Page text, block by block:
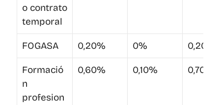
o contrato
temporal
FOGASA 0,20% 0% 0,20%
Formació
n
profesion
0,60% 0,10% 0,70%